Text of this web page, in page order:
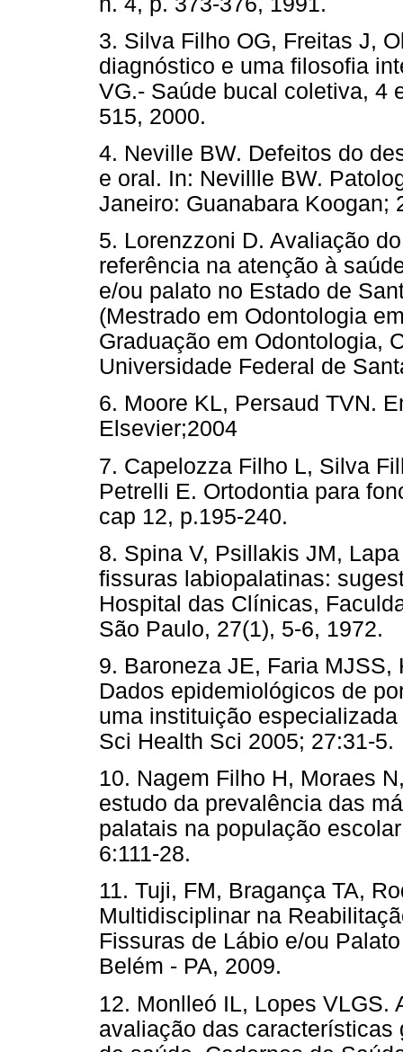
3. Silva Filho OG, Freitas J,
diagnóstico e uma filosofia
VG.- Saúde bucal coletiva, 4
515, 2000.
4. Neville BW. Defeitos do
e oral. In: Nevillle BW.
Janeiro: Guanabara Koogan;
5. Lorenzzoni D. Avaliação
referência na atenção à
e/ou palato no Estado de
(Mestrado em Odontologia
Graduação em Odontologia,
Universidade Federal de
6. Moore KL, Persaud TVN.
Elsevier;2004
7. Capelozza Filho L, Silva
Petrelli E. Ortodontia para
cap 12, p.195-240.
8. Spina V, Psillakis JM,
fissuras labiopalatinas:
Hospital das Clínicas,
São Paulo, 27(1), 5-6, 1972.
9. Baroneza JE, Faria MJSS,
Dados epidemiológicos de
uma instituição
Sci Health Sci 2005; 27:31-5.
10. Nagem Filho H, Moraes
estudo da prevalência das
palatais na população
6:111-28.
11. Tuji, FM, Bragança TA,
Multidisciplinar na
Fissuras de Lábio e/ou
Belém - PA, 2009.
12. Monlleó IL, Lopes VLGS.
avaliação das